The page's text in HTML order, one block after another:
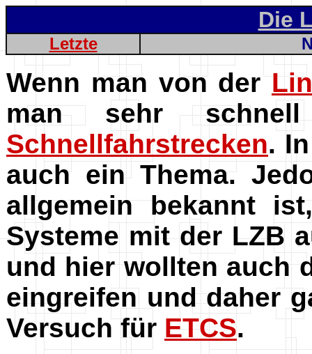
Die
Letzte
Wenn man von der
man sehr
Schnellfahrstrecken.
auch ein Thema.
allgemein bekannt
Systeme mit der LZB
und hier wollten auch
eingreifen und daher
Versuch für ETCS.